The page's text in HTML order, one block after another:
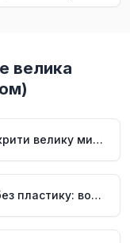
велика
Вощанка 35×50 Uf.Bee — Чим накрити велику миску у холодильнику, багаторазово
Чим накрити салатник на кухні без пластику: вощанка 35×50 Uf.Bee